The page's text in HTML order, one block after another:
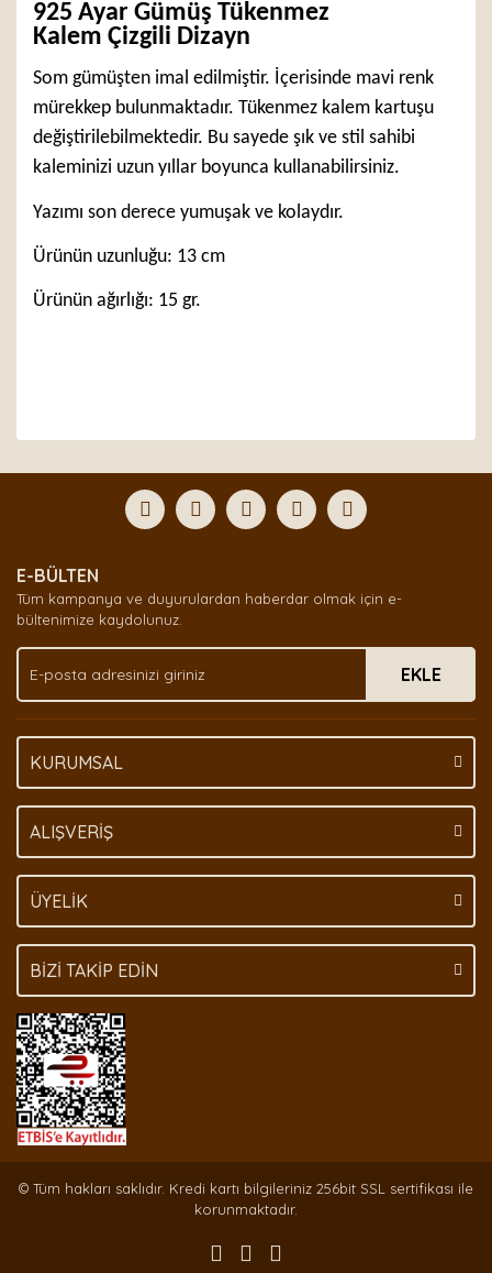
925 Ayar Gümüş Tükenmez
Kalem Çizgili Dizayn
Som gümüşten imal edilmiştir. İçerisinde mavi renk
mürekkep bulunmaktadır. Tükenmez kalem kartuşu
değiştirilebilmektedir. Bu sayede şık ve stil sahibi
kaleminizi uzun yıllar boyunca kullanabilirsiniz.
Yazımı son derece yumuşak ve kolaydır.
Ürünün uzunluğu: 13 cm
Ürünün ağırlığı: 15 gr.
Yorum Yaz
formunu kullanarak tarafımıza iletebilirsiniz.
Görüş ve önerileriniz için teşekkür ederiz.
Ürün açıklamasında eksik bilgiler bulunuyor.
Ürün bilgilerinde hatalar bulunuyor.
Bu ürüne benzer farklı alternatifler olmalı.
E-BÜLTEN
Tüm kampanya ve duyurulardan haberdar olmak için e-
bültenimize kaydolunuz.
EKLE
KURUMSAL
ALIŞVERİŞ
ÜYELİK
BİZİ TAKİP EDİN
© Tüm hakları saklıdır. Kredi kartı bilgileriniz 256bit SSL sertifikası ile
korunmaktadır.